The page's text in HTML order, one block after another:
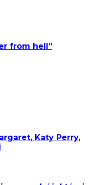
from hell”
Katy Perry,